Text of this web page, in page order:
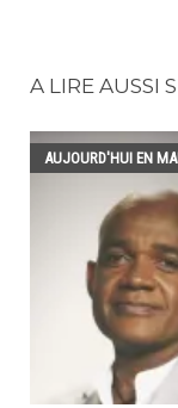
A LIRE AUSSI
AUJOURD'HUI EN